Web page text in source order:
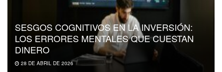
SESGOS COGNITIVOS EN LA INVERSIÓN:
LOS ERRORES MENTALES QUE CUESTAN
DINERO
28 DE ABRIL DE 2026